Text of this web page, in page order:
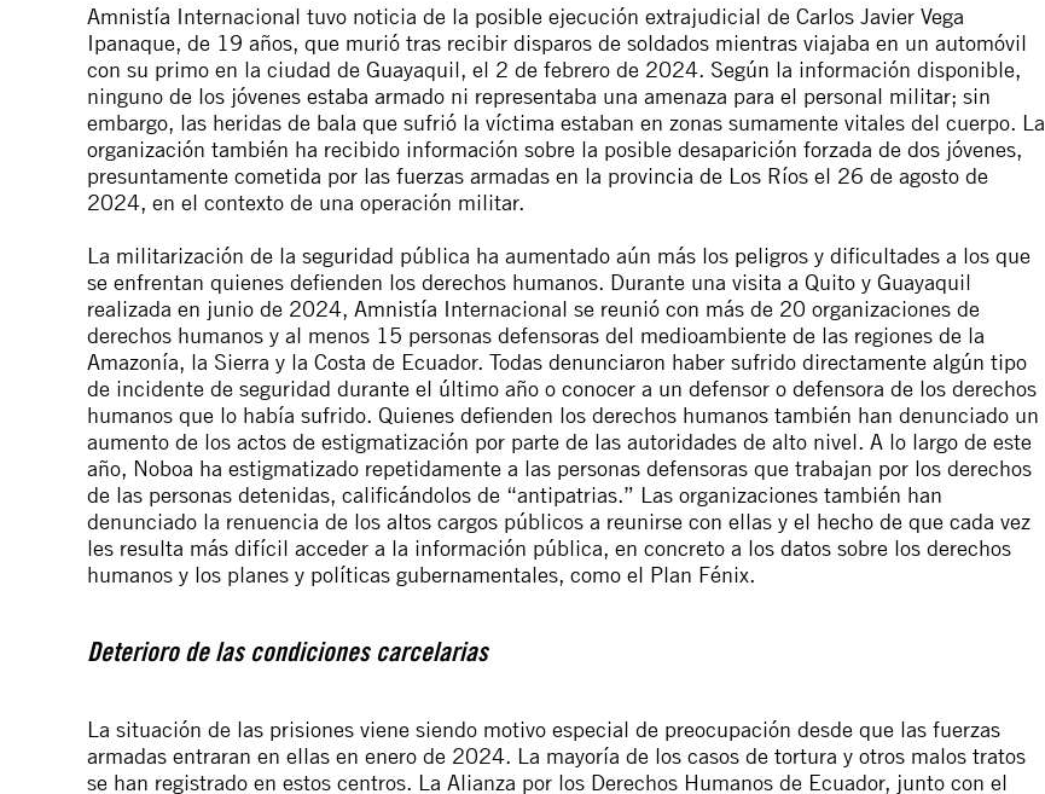
Amnistía Internacional tuvo noticia de la posible ejecución extrajudicial de Carlos Javier Vega
Ipanaque, de 19 años, que murió tras recibir disparos de soldados mientras viajaba en un automóvil
con su primo en la ciudad de Guayaquil, el 2 de febrero de 2024. Según la información disponible,
ninguno de los jóvenes estaba armado ni representaba una amenaza para el personal militar; sin
embargo, las heridas de bala que sufrió la víctima estaban en zonas sumamente vitales del cuerpo. La
organización también ha recibido información sobre la posible desaparición forzada de dos jóvenes,
presuntamente cometida por las fuerzas armadas en la provincia de Los Ríos el 26 de agosto de
2024, en el contexto de una operación militar.
La militarización de la seguridad pública ha aumentado aún más los peligros y dificultades a los que
se enfrentan quienes defienden los derechos humanos. Durante una visita a Quito y Guayaquil
realizada en junio de 2024, Amnistía Internacional se reunió con más de 20 organizaciones de
derechos humanos y al menos 15 personas defensoras del medioambiente de las regiones de la
Amazonía, la Sierra y la Costa de Ecuador. Todas denunciaron haber sufrido directamente algún tipo
de incidente de seguridad durante el último año o conocer a un defensor o defensora de los derechos
humanos que lo había sufrido. Quienes defienden los derechos humanos también han denunciado un
aumento de los actos de estigmatización por parte de las autoridades de alto nivel. A lo largo de este
año, Noboa ha estigmatizado repetidamente a las personas defensoras que trabajan por los derechos
de las personas detenidas, calificándolos de “antipatrias.” Las organizaciones también han
denunciado la renuencia de los altos cargos públicos a reunirse con ellas y el hecho de que cada vez
les resulta más difícil acceder a la información pública, en concreto a los datos sobre los derechos
humanos y los planes y políticas gubernamentales, como el Plan Fénix.
Deterioro de las condiciones carcelarias
La situación de las prisiones viene siendo motivo especial de preocupación desde que las fuerzas
armadas entraran en ellas en enero de 2024. La mayoría de los casos de tortura y otros malos tratos
se han registrado en estos centros. La Alianza por los Derechos Humanos de Ecuador, junto con el